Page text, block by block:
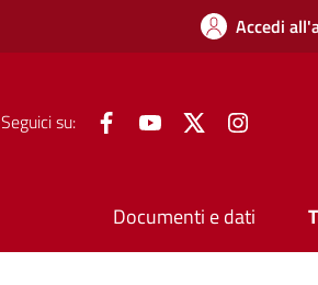
Accedi
Seguici su: FacebookYouTube Twitter
Documenti e dati